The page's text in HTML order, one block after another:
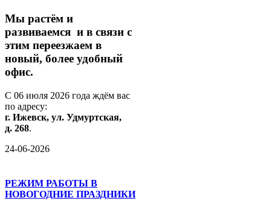
Мы растём и
развиваемся и в связи с
этим переезжаем в
новый, более удобный
офис.
С 06 июля 2026 года ждём вас
по адресу:
г. Ижевск, ул. Удмуртская,
д. 268.
24-06-2026
РЕЖИМ РАБОТЫ В
НОВОГОДНИЕ ПРАЗДНИКИ